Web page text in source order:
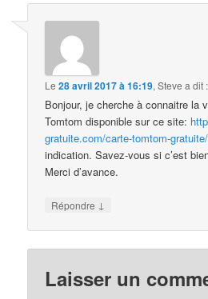
Le28 avril 2017 à 16:19,Steve a dit :
Bonjour, je cherche à connaitre la
Tomtom disponible sur ce site:
gratuite.com/carte-tomtom-gratuite/
indication. Savez-vous si c’est
Merci d’avance.
Répondre ↓
Laisser un